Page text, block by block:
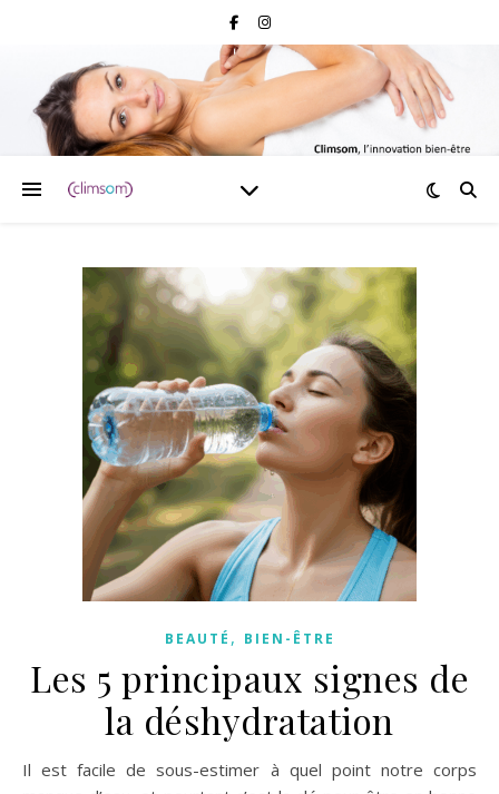
BEAUTÉ , BIEN-ÊTRE
Les 5 principaux signes de
la déshydratation
Il est facile de sous-estimer à quel point notre corps